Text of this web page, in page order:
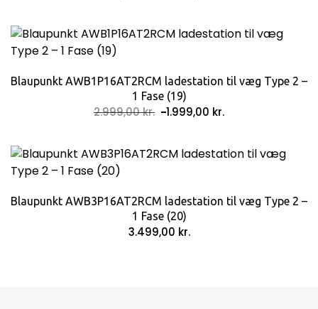
pris
var:
pris
er:
Blaupunkt AWB1P16AT2RCM ladestation til væg Type 2 –
1 Fase (19)
2.999,00kr.
Den
pris
var:
1.999,00 kr.Den
pris
er:
Blaupunkt AWB3P16AT2RCM ladestation til væg Type 2 –
1 Fase (20)
3.499,00 kr.